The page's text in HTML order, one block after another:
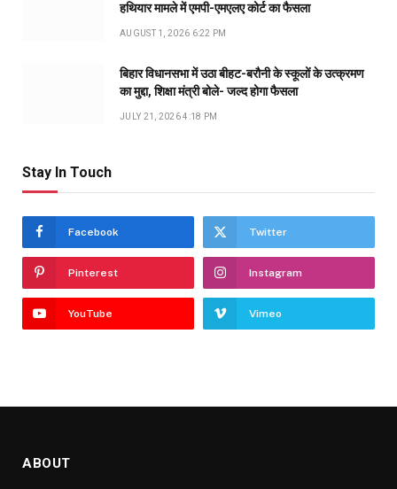
हथियार मामले में एमपी-एमएलए कोर्ट का फैसला
AUGUST 1, 2026 6:22 PM
बिहार विधानसभा में उठा बीहट-बरौनी के स्कूलों के उत्क्रमण
का मुद्दा, शिक्षा मंत्री बोले- जल्द होगा फैसला
JULY 21, 2026 4:18 PM
Stay In Touch
Facebook Twitter
Pinterest Instagram
YouTube Vimeo
ABOUT